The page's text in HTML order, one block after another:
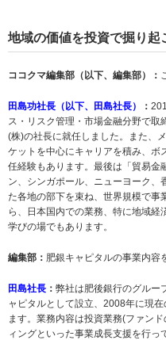
地域の価値を投資で掘り
ココクマ編集部（以下、編集部）：
田島功社長（以下、 田島社長） ：
ス・リスク管理・市場金融分野で
(株)の社長に就任しました。また、
ケットを中心にキャリアを積み、ボ
任経験もあります。最後は「貿易金
ン、シンガポール、ニューヨーク、
た各地の部下を束ね、世界規模で事
ら、日本国内での業務、特に地域
学びの場でもあります。
編集部： 肥銀キャピタルの事業内容
田島社長 ： 弊社は肥後銀行のグルー
ャピタルとして設立、2008年に現
ます。業務内容は投資業務(ファン
ィングといった事業成長支援を行